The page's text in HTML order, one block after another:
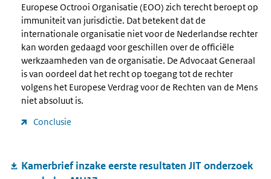
Europese Octrooi Organisatie (EOO) zich terecht beroept op
immuniteit van jurisdictie. Dat betekent dat de
internationale organisatie niet voor de Nederlandse rechter
kan worden gedaagd voor geschillen over de officiële
werkzaamheden van de organisatie. De Advocaat Generaal
is van oordeel dat het recht op toegang tot de rechter
volgens het Europese Verdrag voor de Rechten van de Mens
niet absoluut is.
Conclusie
Kamerbrief inzake eerste resultaten JIT onderzoek